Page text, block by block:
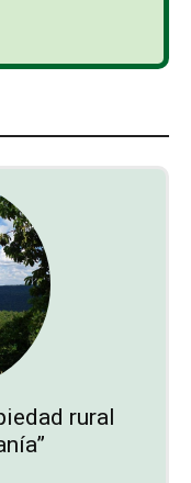
rural